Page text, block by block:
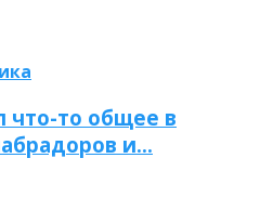
что-то общее в
и…